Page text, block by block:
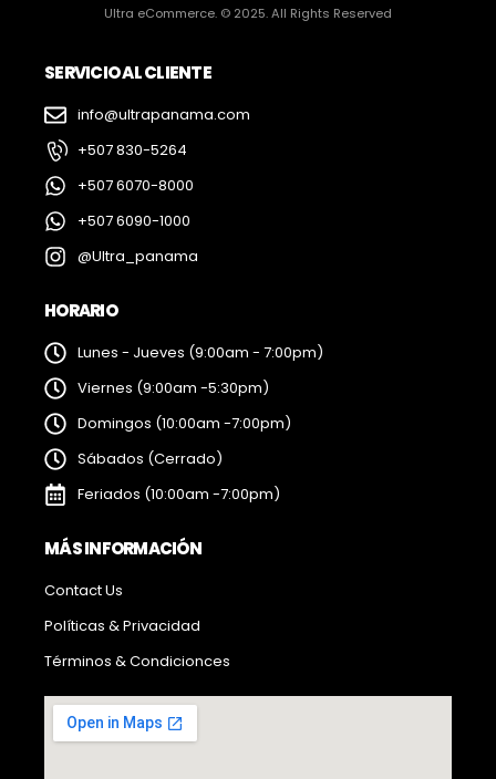
Ultra eCommerce. © 2025. All Rights Reserved
SERVICIO AL CLIENTE
info@ultrapanama.com
+507 830-5264
+507 6070-8000
+507 6090-1000
@Ultra_panama
HORARIO
Lunes - Jueves (9:00am - 7:00pm)
Viernes (9:00am -5:30pm)
Domingos (10:00am -7:00pm)
Sábados (Cerrado)
Feriados (10:00am -7:00pm)
MÁS INFORMACIÓN
Contact Us
Políticas & Privacidad
Términos & Condicionces